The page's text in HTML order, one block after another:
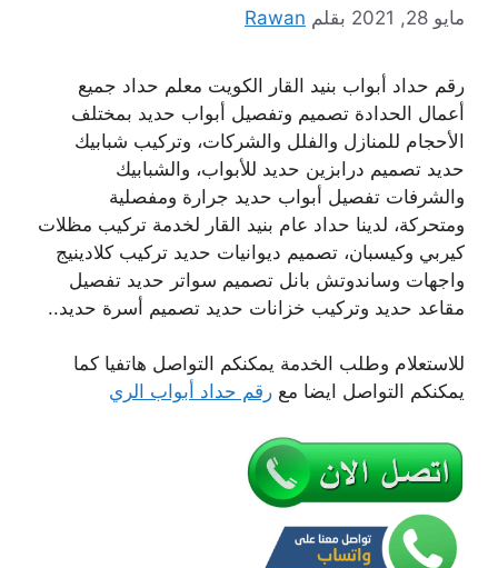
مايو 28, 2021 بقلم Rawan
رقم حداد أبواب بنيد القار الكويت معلم حداد جميع
أعمال الحدادة تصميم وتفصيل أبواب حديد بمختلف
الأحجام للمنازل والفلل والشركات، وتركيب شبابيك
حديد تصميم درابزين حديد للأبواب، والشبابيك
والشرفات تفصيل أبواب حديد جرارة ومفصلية
ومتحركة، لدينا حداد عام بنيد القار لخدمة تركيب مظلات
كيربي وكيسبان، تصميم ديوانيات حديد تركيب كلادينيج
واجهات وساندوتش بانل تصميم سواتر حديد تفصيل
مقاعد حديد وتركيب خزانات حديد تصميم أسرة حديد..
للاستعلام وطلب الخدمة يمكنكم التواصل هاتفيا كما
يمكنكم التواصل ايضا مع رقم حداد أبواب الري